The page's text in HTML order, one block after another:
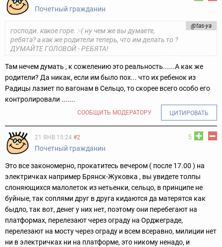
Почетный гражданин
@tas-ya
господи. какое горе. :-( ну чем же вы думаете,
ребята? а как же родители теперь, что им делать то ?
ДУМАЙТЕ ГОЛОВОЙ - РЕБЯТА!
Там нечем думать , к сожелению это реальность......А как же
родители? Да никак, если им было пох... что их ребенок из
Радицы лазиет по вагонам в Сельцо, то скорее всего особо его
контролировали .......
СООБЩИТЬ МОДЕРАТОРУ ЦИТИРОВАТЬ
5
21 ЯНВ 15:24 #2
Почетный гражданин
Это все закономерно, прокатитесь вечером ( после 17.00 ) на
электричках например Брянск-Жуковка , вы увидете толпы
слоняющихся малолеток из нетьенки, сельцо, в принципе не
буйные, так соплями друг в друга кидаются да матерятся как
быдло, так вот, денег у них нет, поэтому они перебегают на
платформах, перелезают через ограду на Орджеграде,
перелезают на мосту через ограду и всем всеравно, милиции нет
ни в электричках ни на платформе, это никому ненадо, и